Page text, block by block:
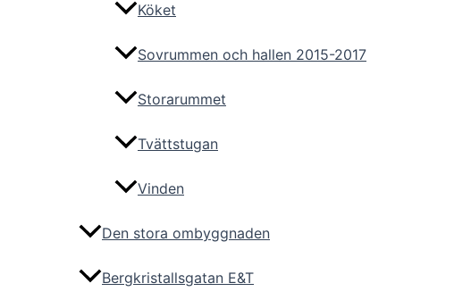
Köket
Sovrummen och hallen 2015-2017
Storarummet
Tvättstugan
Vinden
Den stora ombyggnaden
Bergkristallsgatan E&T